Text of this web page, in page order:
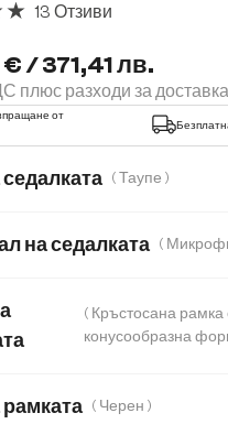
/ 371,41 лв.
плюс разходи за доставка
13 Отзиви
от
( Таупе )
на седалката
материя Меко
( Кръстосана рамка с
( Черен )